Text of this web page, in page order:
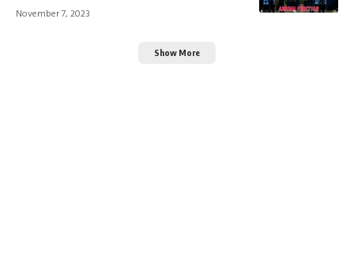
November 7, 2023
Show More